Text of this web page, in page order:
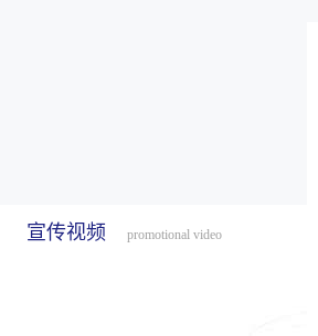
宣传视频 promotional video